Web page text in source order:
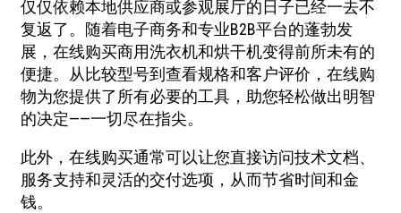
仅仅依赖本地供应商或参观展厅的日子已经一去不
复返了。随着电子商务和专业B2B平台的蓬勃发
展，在线购买商用洗衣机和烘干机变得前所未有的
便捷。从比较型号到查看规格和客户评价，在线购
物为您提供了所有必要的工具，助您轻松做出明智
的决定——一切尽在指尖。
此外，在线购买通常可以让您直接访问技术文档、
服务支持和灵活的交付选项，从而节省时间和金
钱。